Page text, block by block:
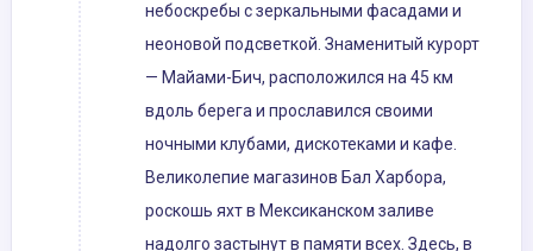
небоскребы с зеркальными фасадами и
неоновой подсветкой. Знаменитый курорт
— Майами-Бич, расположился на 45 км
вдоль берега и прославился своими
ночными клубами, дискотеками и кафе.
Великолепие магазинов Бал Харбора,
роскошь яхт в Мексиканском заливе
надолго застынут в памяти всех. Здесь, в